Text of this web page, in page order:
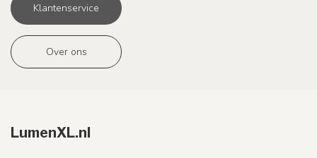
Klantenservice
Over ons
LumenXL.nl